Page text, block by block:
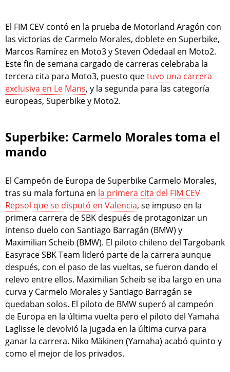
El FIM CEV contó en la prueba de Motorland Aragón con
las victorias de Carmelo Morales, doblete en Superbike,
Marcos Ramírez en Moto3 y Steven Odedaal en Moto2.
Este fin de semana cargado de carreras celebraba la
tercera cita para Moto3, puesto quetuvo una carrera
exclusiva en Le Mans, y la segunda para las categoría
europeas, Superbike y Moto2.
Superbike: Carmelo Morales toma el
mando
El Campeón de Europa de Superbike Carmelo Morales,
tras su mala fortuna en la primera cita del FIM CEV
Repsol que se disputó en Valencia, se impuso en la
primera carrera de SBK después de protagonizar un
intenso duelo con Santiago Barragán (BMW) y
Maximilian Scheib (BMW). El piloto chileno del Targobank
Easyrace SBK Team lideró parte de la carrera aunque
después, con el paso de las vueltas, se fueron dando el
relevo entre ellos. Maximilian Scheib se iba largo en una
curva y Carmelo Morales y Santiago Barragán se
quedaban solos. El piloto de BMW superó al campeón
de Europa en la última vuelta pero el piloto del Yamaha
Laglisse le devolvió la jugada en la última curva para
ganar la carrera. Niko Mäkinen (Yamaha) acabó quinto y
como el mejor de los privados.